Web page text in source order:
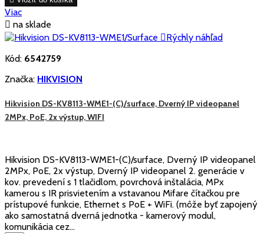
Viac
 na sklade
Rýchly náhľad
Kód: 6542759
Značka: HIKVISION
Hikvision DS-KV8113-WME1-(C)/surface, Dverný IP videopanel
2MPx, PoE, 2x výstup, WIFI
Hikvision DS-KV8113-WME1-(C)/surface, Dverný IP videopanel
2MPx, PoE, 2x výstup, Dverný IP videopanel 2. generácie v
kov. prevedení s 1 tlačidlom, povrchová inštalácia, MPx
kamerou s IR prisvietením a vstavanou Mifare čítačkou pre
prístupové funkcie, Ethernet s PoE + WiFi. (môže byť zapojený
ako samostatná dverná jednotka - kamerový modul,
komunikácia cez...